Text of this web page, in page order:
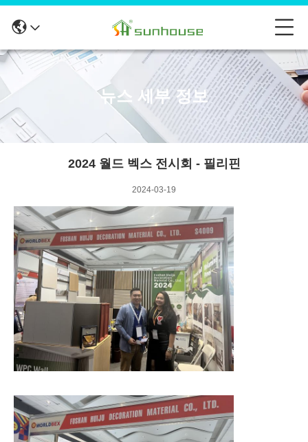
뉴스 세부 정보
2024 월드 벡스 전시회 - 필리핀
2024-03-19